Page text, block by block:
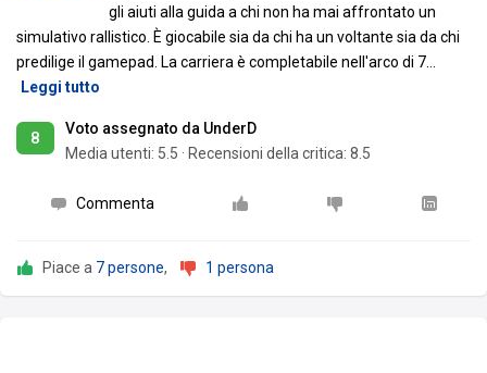
gli aiuti alla guida a chi non ha mai affrontato un
simulativo rallistico. È giocabile sia da chi ha un voltante sia da chi
predilige il gamepad. La carriera è completabile nell'arco di 7
Leggi tutto
8
Voto assegnato da UnderD
Media utenti: 5.5 · Recensioni della critica: 8.5
Commenta
Piace a 7 persone, 1 persona